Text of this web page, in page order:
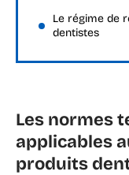
Le régime de
dentistes
Les normes
applicables
produits